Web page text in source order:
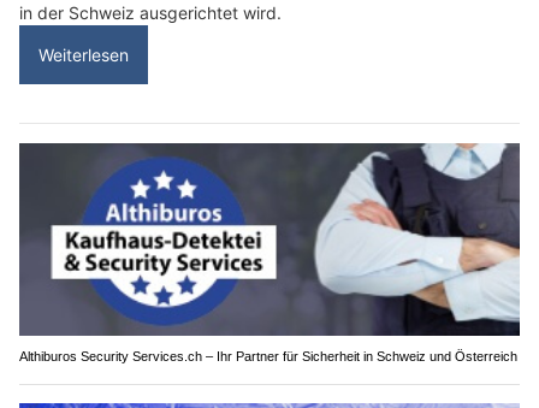
in der Schweiz ausgerichtet wird.
Weiterlesen
Althiburos Security Services.ch – Ihr Partner für Sicherheit in Schweiz und Österreich